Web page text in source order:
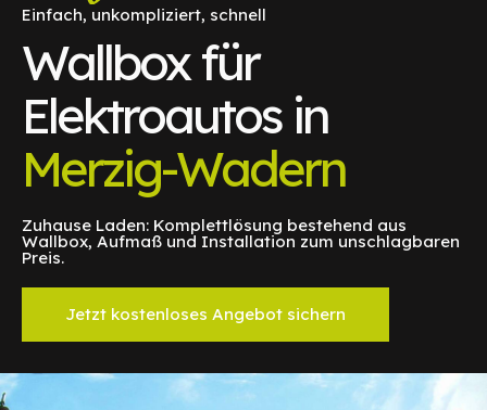
Einfach, unkompliziert, schnell
Wallbox für
Elektroautos in
Merzig-Wadern
Zuhause Laden: Komplettlösung bestehend aus
Wallbox, Aufmaß und Installation zum unschlagbaren
Preis.
Jetzt kostenloses Angebot sichern